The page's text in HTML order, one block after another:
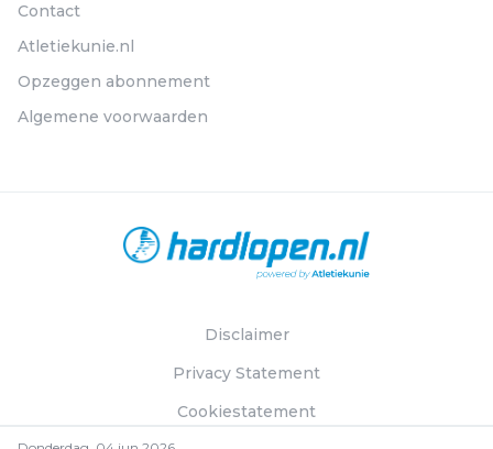
Contact
Atletiekunie.nl
Opzeggen abonnement
Algemene voorwaarden
Disclaimer
Privacy Statement
Cookiestatement